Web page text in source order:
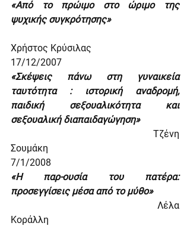
«Από το πρώιμο στο ώριμο της
ψυχικής συγκρότησης»
Χρήστος Κρύσιλας
17/12/2007
«Σκέψεις πάνω στη γυναικεία
ταυτότητα : ιστορική αναδρομή,
παιδική σεξουαλικότητα και
σεξουαλική διαπαιδαγώγηση»
Τζένη
Σουμάκη
7/1/2008
«Η παρ-ουσία του πατέρα:
προσεγγίσεις μέσα από το μύθο»
Λέλα
Κοράλλη